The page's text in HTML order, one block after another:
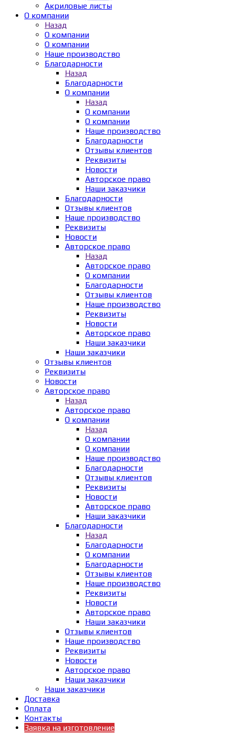
Акриловые листы
О компании
Назад
О компании
О компании
Наше производство
Благодарности
Назад
Благодарности
О компании
Назад
О компании
О компании
Наше производство
Благодарности
Отзывы клиентов
Реквизиты
Новости
Авторское право
Наши заказчики
Благодарности
Отзывы клиентов
Наше производство
Реквизиты
Новости
Авторское право
Назад
Авторское право
О компании
Благодарности
Отзывы клиентов
Наше производство
Реквизиты
Новости
Авторское право
Наши заказчики
Наши заказчики
Отзывы клиентов
Реквизиты
Новости
Авторское право
Назад
Авторское право
О компании
Назад
О компании
О компании
Наше производство
Благодарности
Отзывы клиентов
Реквизиты
Новости
Авторское право
Наши заказчики
Благодарности
Назад
Благодарности
О компании
Благодарности
Отзывы клиентов
Наше производство
Реквизиты
Новости
Авторское право
Наши заказчики
Отзывы клиентов
Наше производство
Реквизиты
Новости
Авторское право
Наши заказчики
Наши заказчики
Доставка
Оплата
Контакты
Заявка на изготовление